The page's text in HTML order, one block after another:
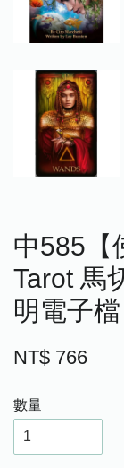
中585【
Tarot 馬
明電子檔
NT$ 766
數量